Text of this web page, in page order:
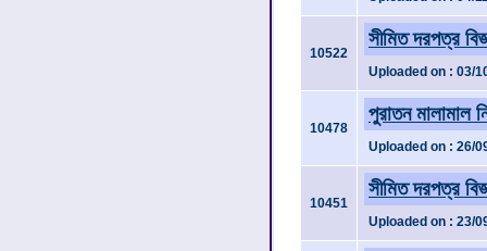
10522
সীমিত দরপত্র
Uploaded on : 03/
10478
পুরাতন মালামাল
Uploaded on : 26/
10451
সীমিত দরপত্র
Uploaded on : 23/